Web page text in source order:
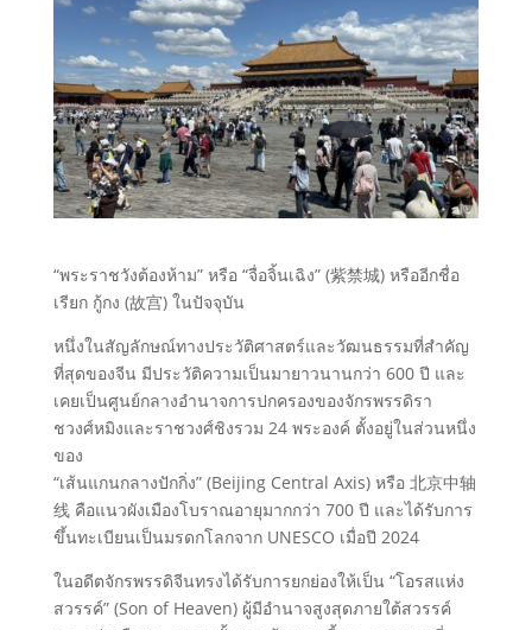
“พระราชวังต้องห้าม” หรือ “จื่อจิ้นเฉิง” (紫禁城) หรืออีกชื่อ
เรียก กู้กง (故宫) ในปัจจุบัน
หนึ่งในสัญลักษณ์ทางประวัติศาสตร์และวัฒนธรรมที่สำคัญ
ที่สุดของจีน มีประวัติความเป็นมายาวนานกว่า 600 ปี และ
เคยเป็นศูนย์กลางอำนาจการปกครองของจักรพรรดิรา
ชวงศ์หมิงและราชวงศ์ชิงรวม 24 พระองค์ ตั้งอยู่ในส่วนหนึ่ง
ของ
“เส้นแกนกลางปักกิ่ง” (Beijing Central Axis) หรือ 北京中轴
线 คือแนวผังเมืองโบราณอายุมากกว่า 700 ปี และได้รับการ
ขึ้นทะเบียนเป็นมรดกโลกจาก UNESCO เมื่อปี 2024
ในอดีตจักรพรรดิจีนทรงได้รับการยกย่องให้เป็น “โอรสแห่ง
สวรรค์” (Son of Heaven) ผู้มีอำนาจสูงสุดภายใต้สวรรค์